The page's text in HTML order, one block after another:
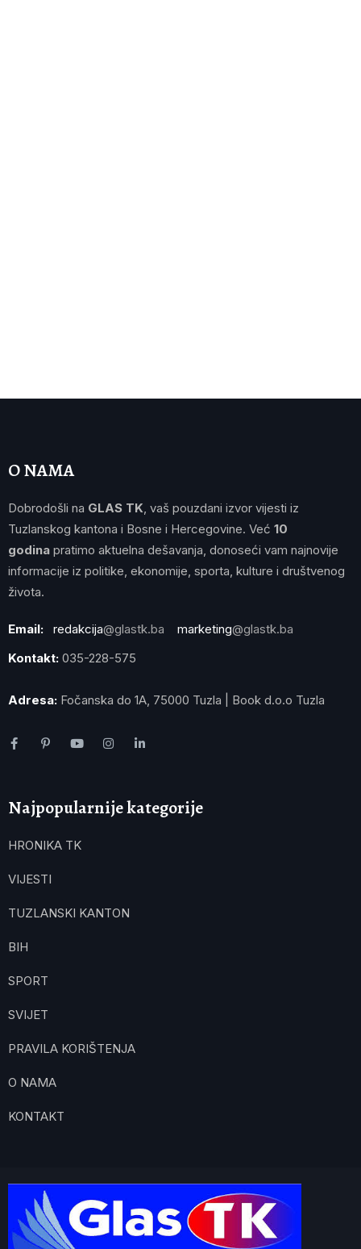
O NAMA
Dobrodošli na GLAS TK , vaš pouzdani izvor vijesti iz
Tuzlanskog kantona i Bosne i Hercegovine. Već 10
godina pratimo aktuelna dešavanja, donoseći vam najnovije
informacije iz politike, ekonomije, sporta, kulture i društvenog
života.
Email: redakcija@glastk.ba marketing@glastk.ba
Kontakt: 035-228-575
Adresa: Fočanska do 1A, 75000 Tuzla | Book d.o.o Tuzla
Najpopularnije kategorije
HRONIKA TK
VIJESTI
TUZLANSKI KANTON
BIH
SPORT
SVIJET
PRAVILA KORIŠTENJA
O NAMA
KONTAKT